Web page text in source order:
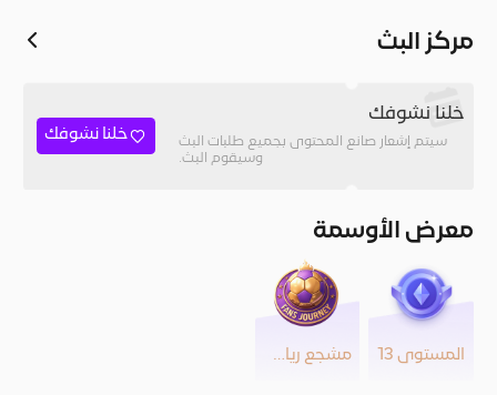
مركز البث
خلنا نشوفك
سيتم إشعار صانع المحتوى بجميع طلبات البث
وسيقوم البث.
خلنا نشوفك
معرض الأوسمة
المستوى 13 مشجع رياضي